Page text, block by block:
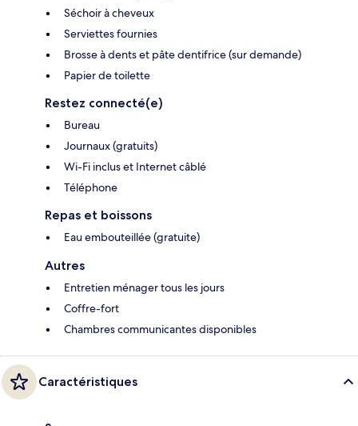
Séchoir à cheveux
Serviettes fournies
Brosse à dents et pâte dentifrice (sur demande)
Papier de toilette
Restez connecté(e)
Bureau
Journaux (gratuits)
Wi-Fi inclus et Internet câblé
Téléphone
Repas et boissons
Eau embouteillée (gratuite)
Autres
Entretien ménager tous les jours
Coffre-fort
Chambres communicantes disponibles
Caractéristiques